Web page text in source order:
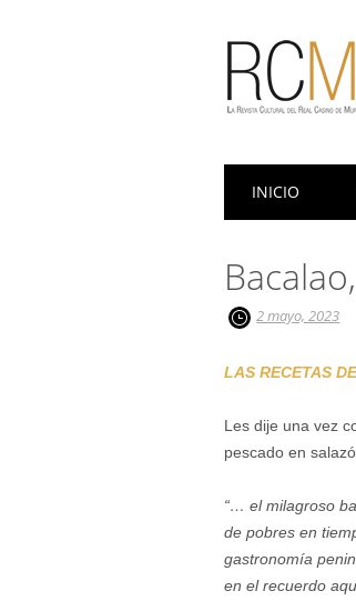
Menú
INICIO
2 mayo, 2023
LAS RECETAS
Les dije una vez
pescado en
“… el milagroso
de pobres en
gastronomía
en el recuerdo